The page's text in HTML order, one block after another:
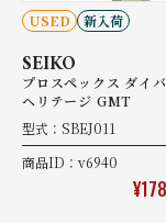
USED 新入荷
SEIKO
プロスペックス ダイ
ヘリテージ GMT
型式：SBEJ011
商品ID：v6940